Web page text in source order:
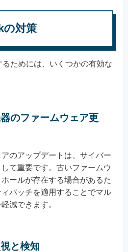
対策
ためには、いくつかの有効な
のファームウェア更
のアップデートは、サイバー
て重要です。古いファームウ
ールが存在する場合があるた
パッチを適用することでマル
減できます。
と検知